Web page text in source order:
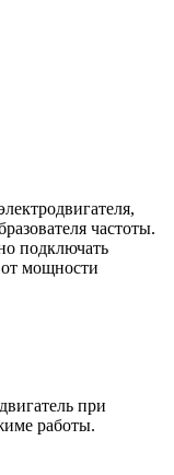
частоты.
подключать
мощности
при
работы.